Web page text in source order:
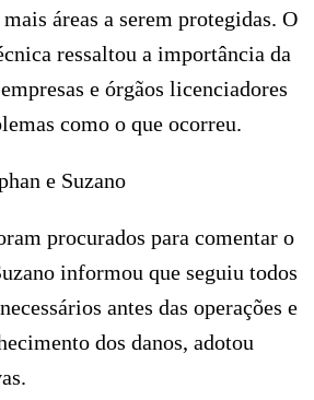
áreas a serem protegidas. O
ressaltou a importância da
e órgãos licenciadores
como o que ocorreu.
e Suzano
procurados para comentar o
informou que seguiu todos
antes das operações e
dos danos, adotou